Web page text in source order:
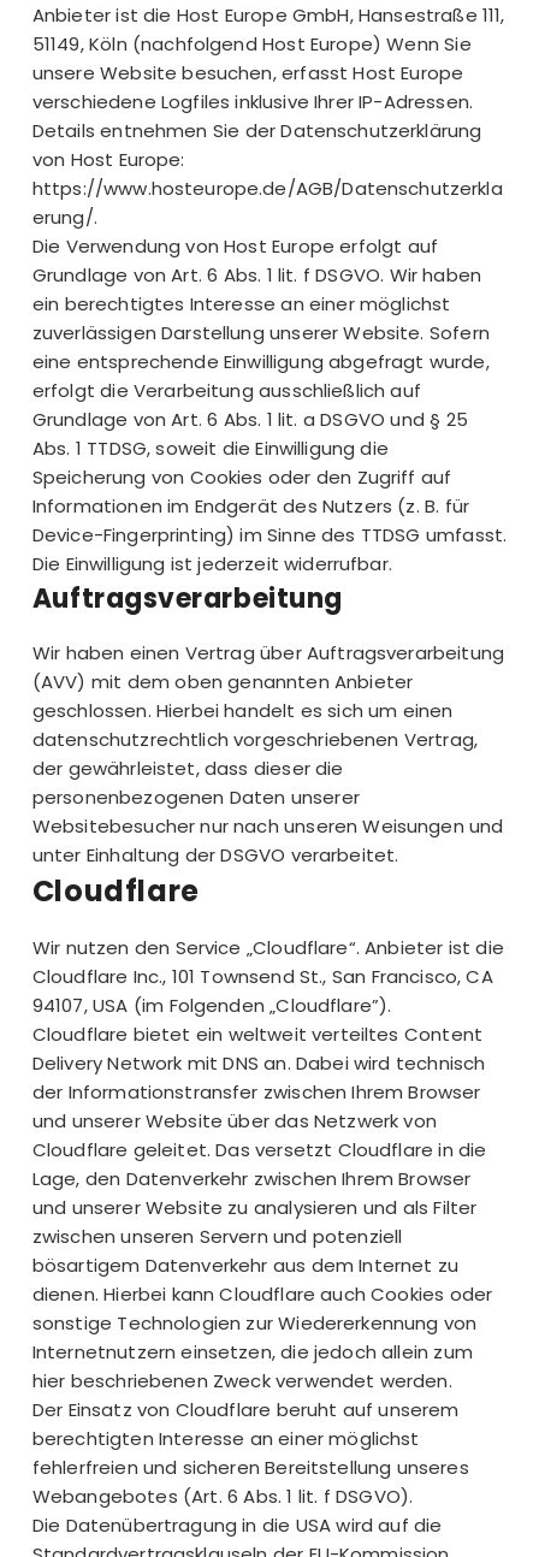
Anbieter ist die Host Europe GmbH, Hansestraße 111,
51149, Köln (nachfolgend Host Europe) Wenn Sie
unsere Website besuchen, erfasst Host Europe
verschiedene Logfiles inklusive Ihrer IP-Adressen.
Details entnehmen Sie der Datenschutzerklärung
von Host Europe:
https://www.hosteurope.de/AGB/Datenschutzerkla
erung/.
Die Verwendung von Host Europe erfolgt auf
Grundlage von Art. 6 Abs. 1 lit. f DSGVO. Wir haben
ein berechtigtes Interesse an einer möglichst
zuverlässigen Darstellung unserer Website. Sofern
eine entsprechende Einwilligung abgefragt wurde,
erfolgt die Verarbeitung ausschließlich auf
Grundlage von Art. 6 Abs. 1 lit. a DSGVO und § 25
Abs. 1 TTDSG, soweit die Einwilligung die
Speicherung von Cookies oder den Zugriff auf
Informationen im Endgerät des Nutzers (z. B. für
Device-Fingerprinting) im Sinne des TTDSG umfasst.
Die Einwilligung ist jederzeit widerrufbar.
Auftragsverarbeitung
Wir haben einen Vertrag über Auftragsverarbeitung
(AVV) mit dem oben genannten Anbieter
geschlossen. Hierbei handelt es sich um einen
datenschutzrechtlich vorgeschriebenen Vertrag,
der gewährleistet, dass dieser die
personenbezogenen Daten unserer
Websitebesucher nur nach unseren Weisungen und
unter Einhaltung der DSGVO verarbeitet.
Cloudflare
Wir nutzen den Service „Cloudflare“. Anbieter ist die
Cloudflare Inc., 101 Townsend St., San Francisco, CA
94107, USA (im Folgenden „Cloudflare”).
Cloudflare bietet ein weltweit verteiltes Content
Delivery Network mit DNS an. Dabei wird technisch
der Informationstransfer zwischen Ihrem Browser
und unserer Website über das Netzwerk von
Cloudflare geleitet. Das versetzt Cloudflare in die
Lage, den Datenverkehr zwischen Ihrem Browser
und unserer Website zu analysieren und als Filter
zwischen unseren Servern und potenziell
bösartigem Datenverkehr aus dem Internet zu
dienen. Hierbei kann Cloudflare auch Cookies oder
sonstige Technologien zur Wiedererkennung von
Internetnutzern einsetzen, die jedoch allein zum
hier beschriebenen Zweck verwendet werden.
Der Einsatz von Cloudflare beruht auf unserem
berechtigten Interesse an einer möglichst
fehlerfreien und sicheren Bereitstellung unseres
Webangebotes (Art. 6 Abs. 1 lit. f DSGVO).
Die Datenübertragung in die USA wird auf die